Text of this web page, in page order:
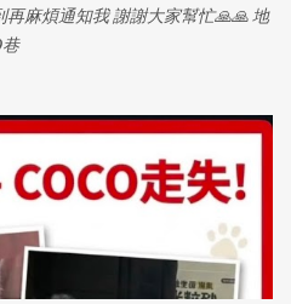
麻煩通知我 謝謝大家幫忙🙏🙏 地